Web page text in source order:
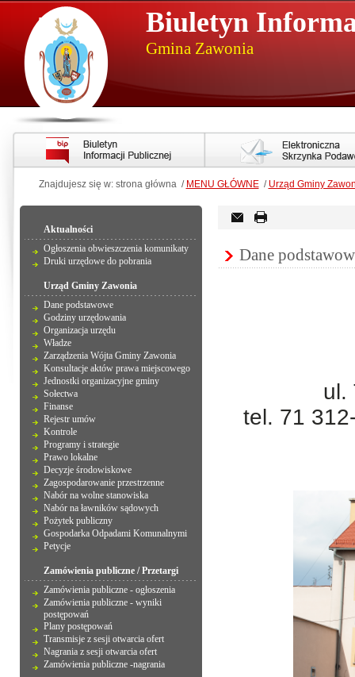
Biuletyn
Gmina Zawonia
Znajdujesz się w: strona główna / MENU GŁÓWNE/ Urząd Gminy
Aktualności
Ogłoszenia obwieszczenia komunikaty
Druki urzędowe do pobrania
Urząd Gminy Zawonia
Dane podstawowe
Godziny urzędowania
Organizacja urzędu
Władze
Zarządzenia Wójta Gminy Zawonia
Konsultacje aktów prawa miejscowego
Jednostki organizacyjne gminy
Sołectwa
Finanse
Rejestr umów
Kontrole
Programy i strategie
Prawo lokalne
Decyzje środowiskowe
Zagospodarowanie przestrzenne
Nabór na wolne stanowiska
Nabór na ławników sądowych
Pożytek publiczny
Gospodarka Odpadami Komunalnymi
Petycje
Zamówienia publiczne / Przetargi
Zamówienia publiczne - ogłoszenia
Zamówienia publiczne - wyniki
postępowań
Plany postępowań
Transmisje z sesji otwarcia ofert
Nagrania z sesji otwarcia ofert
Zamówienia publiczne -nagrania
Dane
ul.
tel. 71